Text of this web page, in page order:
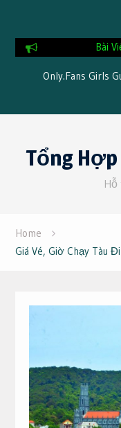
Bài
Only.Fans Girls
Features, Privacy
Access
contentTổng Hợp
Home
Giá Vé, Giờ Chạy Tàu